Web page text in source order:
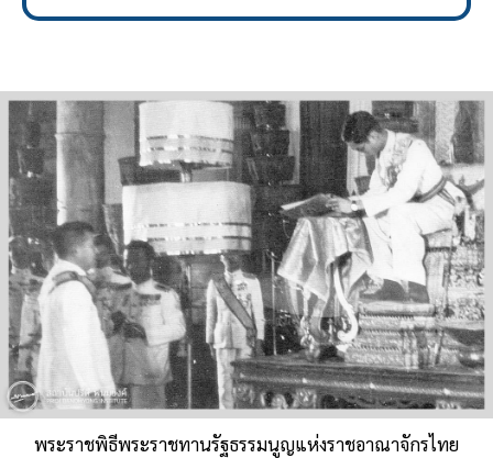
พระราชพิธีพระราชทานรัฐธรรมนูญแห่งราชอาณาจักรไทย